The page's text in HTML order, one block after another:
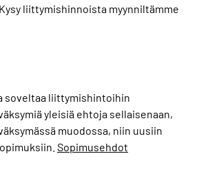
liittymishinnoista myynniltämme
soveltaa liittymishintoihin
yleisiä ehtoja sellaisenaan,
muodossa, niin uusiin
Sopimusehdot